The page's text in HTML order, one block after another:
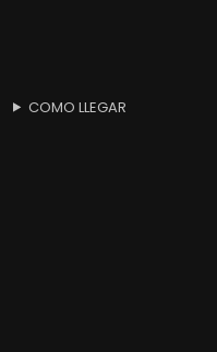
COMO LLEGAR